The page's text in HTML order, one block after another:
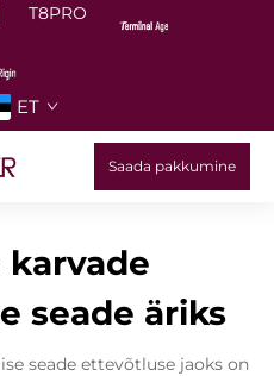
T8PRO
ET
Saada pakkumine
karvade
seade äriks
seade ettevõtluse jaoks on